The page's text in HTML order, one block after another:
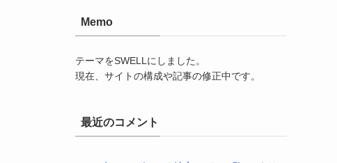
Memo
テーマをSWELLにしました。
現在、サイトの構成や記事の修正中です。
最近のコメント